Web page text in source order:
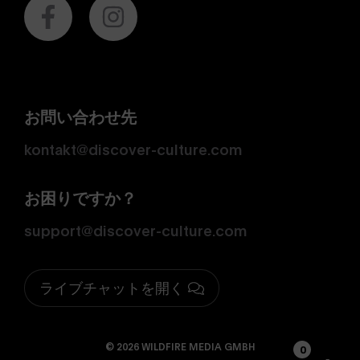
お問い合わせ先
kontakt@discover-culture.com
お困りですか？
support@discover-culture.com
ライブチャットを開く
© 2026 WILDFIRE MEDIA GMBH 0